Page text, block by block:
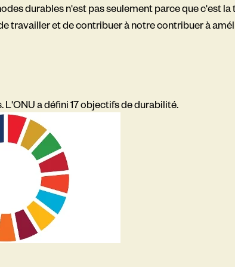
durables n'est pas seulement parce que c'est
travailler et de contribuer à notre contribuer à
a défini 17 objectifs de durabilité.